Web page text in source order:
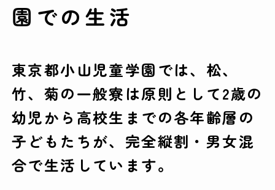
園での生活
東京都小山児童学園では、松、
竹、菊の一般寮は原則として2歳の
幼児から高校生までの各年齢層の
子どもたちが、完全縦割・男女混
合で生活しています。